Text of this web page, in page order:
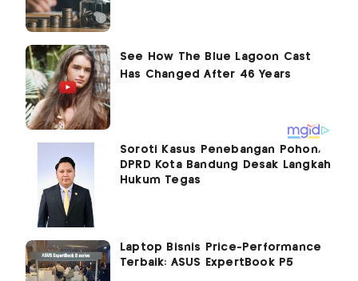
Soroti Kasus Penebangan Pohon,
DPRD Kota Bandung Desak Langkah
Hukum Tegas
Laptop Bisnis Price-Performance
Terbaik: ASUS ExpertBook P5